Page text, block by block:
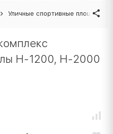
Уличные спортивные площадки
Н-1200, Н-2000